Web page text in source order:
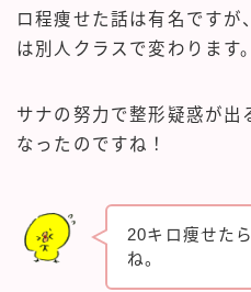
ロ程痩せた話は有名ですが
は別人クラスで変わります。
サナの努力で整形疑惑が出
なったのですね！
20キロ痩せた
ね。